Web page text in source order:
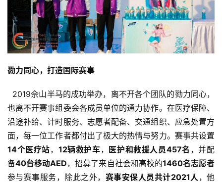
比
赛
观
装
备
训
练
勠力同心，打造国际赛事
2019佘山半马的成功举办，离不开各个团队的勠力同心，
也离不开赛事组委会各成员单位的通力协作。在医疗保障、
沿途补给、计时服务、志愿者配备、交通组织、应急处置方
面，每一位工作者都付出了极大的热情与努力。赛事共设置
14个医疗站， 12辆救护车， 医护和救援人员457名 ，并配
备40台移动AED，招募了来自社会和高校的1460名志愿者
参与赛事服务，除此之外， 赛事安保人员共计2021人 ，他